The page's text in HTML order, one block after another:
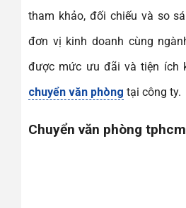
tham khảo, đối chiếu và so
đơn vị kinh doanh cùng
được mức ưu đãi và tiện ích
chuyển văn phòng tại công ty.
Chuyển văn phòng tphcm